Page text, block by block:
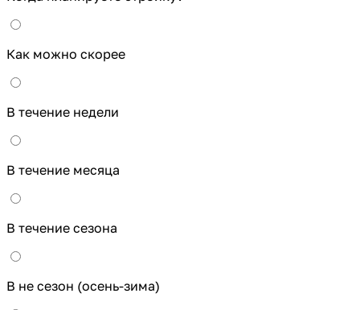
Как можно скорее
В течение недели
В течение месяца
В течение сезона
В не сезон (осень-зима)